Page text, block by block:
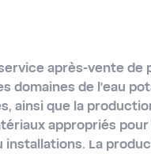
après-​vente
de l'eau
ainsi que la
appropriés
La